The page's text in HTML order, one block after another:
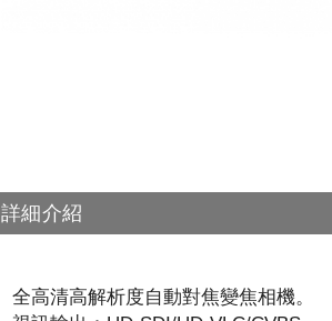
詳細介紹
全高清高解析度自動對焦變焦相機。